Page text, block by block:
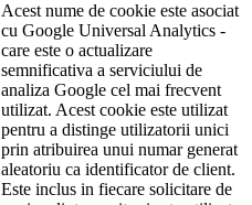
Acest nume de cookie este asociat
cu Google Universal Analytics -
care este o actualizare
semnificativa a serviciului de
analiza Google cel mai frecvent
utilizat. Acest cookie este utilizat
pentru a distinge utilizatorii unici
prin atribuirea unui numar generat
aleatoriu ca identificator de client.
Este inclus in fiecare solicitare de